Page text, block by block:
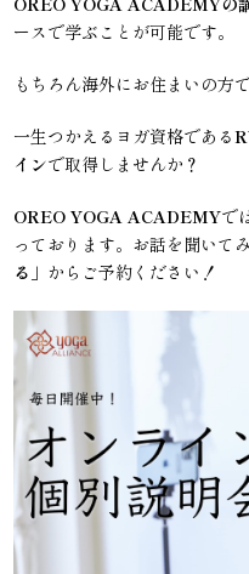
ースで学ぶことが可能です。
もちろん海外にお住まいの方
一生つかえるヨガ資格である
インで取得しませんか？
OREO YOGA ACADEMYで
っております。お話を聞いて
る 」からご予約ください！